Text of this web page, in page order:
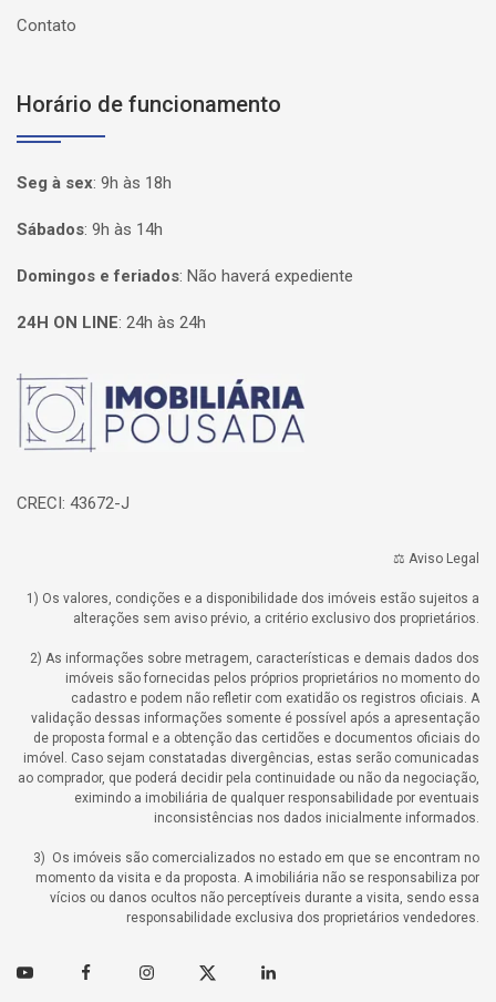
Contato
Horário de funcionamento
Seg à sex: 9h às 18h
Sábados: 9h às 14h
Domingos e feriados: Não haverá expediente
24H ON LINE: 24h às 24h
Página inicial
CRECI: 43672-J
⚖️ Aviso Legal
1) Os valores, condições e a disponibilidade dos imóveis estão sujeitos a
alterações sem aviso prévio, a critério exclusivo dos proprietários.
2) As informações sobre metragem, características e demais dados dos
imóveis são fornecidas pelos próprios proprietários no momento do
cadastro e podem não refletir com exatidão os registros oficiais. A
validação dessas informações somente é possível após a apresentação
de proposta formal e a obtenção das certidões e documentos oficiais do
imóvel. Caso sejam constatadas divergências, estas serão comunicadas
ao comprador, que poderá decidir pela continuidade ou não da negociação,
eximindo a imobiliária de qualquer responsabilidade por eventuais
inconsistências nos dados inicialmente informados.
3) Os imóveis são comercializados no estado em que se encontram no
momento da visita e da proposta. A imobiliária não se responsabiliza por
vícios ou danos ocultos não perceptíveis durante a visita, sendo essa
responsabilidade exclusiva dos proprietários vendedores.
Youtube FacebookInstagramTwitter Linkedin